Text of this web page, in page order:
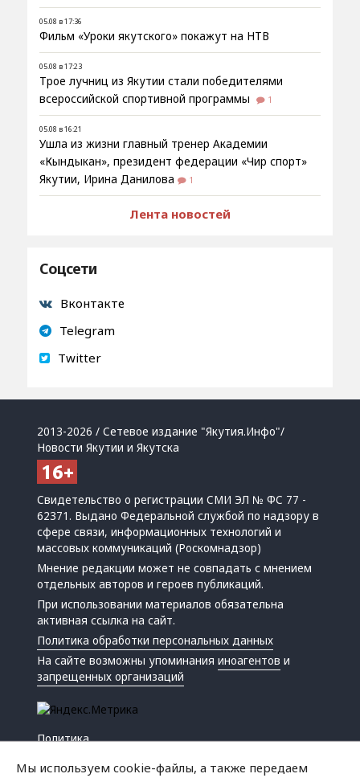
05.08 в 17:36
Фильм «Уроки якутского» покажут на НТВ
05.08 в 17:23
Трое лучниц из Якутии стали победителями
всероссийской спортивной программы
1
05.08 в 16:21
Ушла из жизни главный тренер Академии
«Кындыкан», президент федерации «Чир спорт»
Якутии, Ирина Данилова
1
Лента новостей
Соцсети
Вконтакте
Telegram
Twitter
2013-2026 / Сетевое издание "Якутия.Инфо"/
Новости Якутии и Якутска
Свидетельство о регистрации СМИ ЭЛ № ФС 77 -
62371. Выдано Федеральной службой по надзору в
сфере связи, информационных технологий и
массовых коммуникаций (Роскомнадзор)
Мнение редакции может не совпадать с мнением
отдельных авторов и героев публикаций.
При использовании материалов обязательна
активная ссылка на сайт.
Политика обработки персональных данных
На сайте возможны упоминанияиноагентов и
запрещенных организаций
Политика
Мы используем cookie-файлы, а также передаем